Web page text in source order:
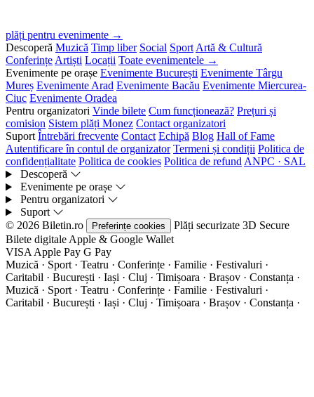
plăți pentru evenimente →
Descoperă Muzică Timp liber Social Sport Artă & Cultură
Conferințe Artiști Locații Toate evenimentele →
Evenimente pe orașe Evenimente București Evenimente Târgu
Mureș Evenimente Arad Evenimente Bacău Evenimente Miercurea-
Ciuc Evenimente Oradea
Pentru organizatori Vinde bilete Cum funcționează? Prețuri și
comision Sistem plăți Monez Contact organizatori
Suport Întrebări frecvente Contact Echipă Blog Hall of Fame
Autentificare în contul de organizator Termeni și condiții Politica de
confidențialitate Politica de cookies Politica de refund ANPC · SAL
Descoperă
Evenimente pe orașe
Pentru organizatori
Suport
© 2026 Biletin.ro
Preferințe cookies Plăți securizate 3D Secure
Bilete digitale Apple & Google Wallet
VISA Apple Pay G Pay
Muzică · Sport · Teatru · Conferințe · Familie · Festivaluri ·
Caritabil · București · Iași · Cluj · Timișoara · Brașov · Constanța ·
Muzică · Sport · Teatru · Conferințe · Familie · Festivaluri ·
Caritabil · București · Iași · Cluj · Timișoara · Brașov · Constanța ·